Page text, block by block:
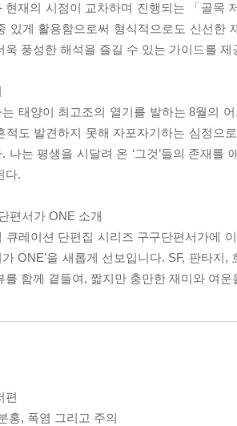
현재의 시점이 교차하며 진행되는 「골목
있게 활용함으로써 형식적으로도 신선한
욱 풍성한 해석을 즐길 수 있는 가이드를 제
는 태양이 최고조의 열기를 발하는 8월의
적도 발견하지 못해 자포자기하는 심정으
. 나는 평생을 시달려 온 ‘그것’들의 존재
다.
편서가 ONE 소개
큐레이션 단편집 시리즈 구구단편서가에
가 ONE’을 새롭게 선보입니다. SF, 판타
를 함께 곁들여, 짧지만 충만한 재미와 여
편
홍, 폭염 그리고 주의